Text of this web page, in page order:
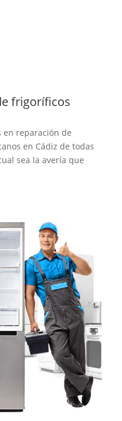
frigoríficos
en reparación de
en Cádiz de todas
sea la avería que